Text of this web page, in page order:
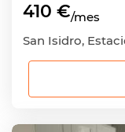
410 €/mes